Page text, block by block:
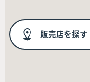
販売店を探す